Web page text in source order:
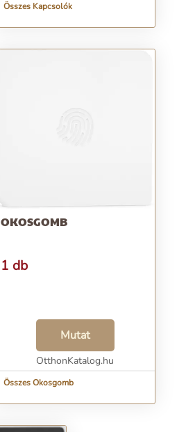
Összes Kapcsolók
OKOSGOMB
1 db
Mutat
OtthonKatalog.hu
Összes Okosgomb